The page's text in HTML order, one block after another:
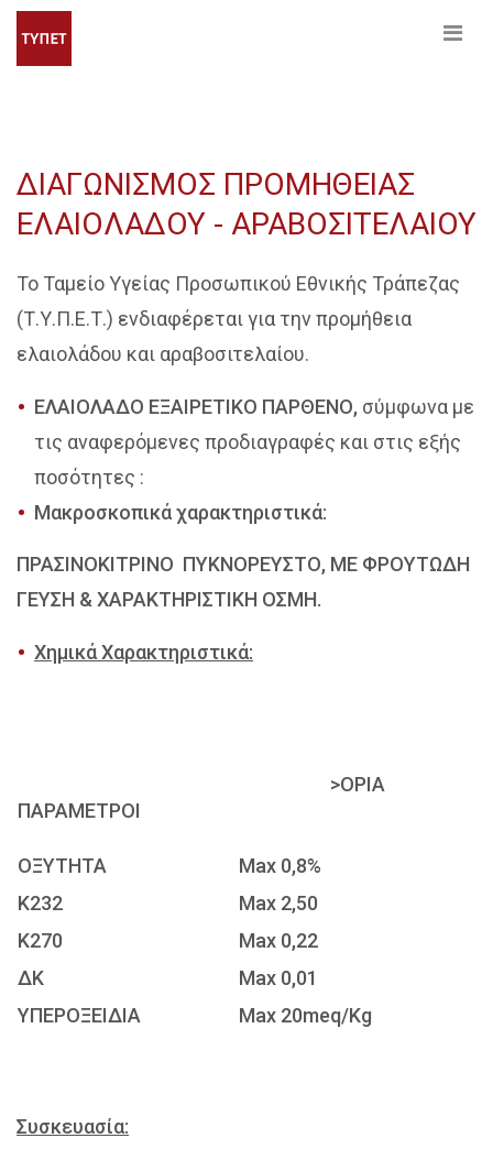
ΔΙΑΓΩΝΙΣΜΟΣ ΠΡΟΜΗΘΕΙΑΣ
ΕΛΑΙΟΛΑΔΟΥ - ΑΡΑΒΟΣΙΤΕΛΑΙΟΥ
Το Ταμείο Υγείας Προσωπικού Εθνικής Τράπεζας
(Τ.Υ.Π.Ε.Τ.) ενδιαφέρεται για την προμήθεια
ελαιολάδου και αραβοσιτελαίου.
ΕΛΑΙΟΛΑΔΟ ΕΞΑΙΡΕΤΙΚΟ ΠΑΡΘΕΝΟ, σύμφωνα με
τις αναφερόμενες προδιαγραφές και στις εξής
ποσότητες :
Μακροσκοπικά χαρακτηριστικά:
ΠΡΑΣΙΝΟΚΙΤΡΙΝΟ ΠΥΚΝΟΡΕΥΣΤΟ, ΜΕ ΦΡΟΥΤΩΔΗ
ΓΕΥΣΗ & ΧΑΡΑΚΤΗΡΙΣΤΙΚΗ ΟΣΜΗ.
Χημικά Χαρακτηριστικά:
ΠΑΡΑΜΕΤΡΟΙ
>ΟΡΙΑ
ΟΞΥΤΗΤΑ
Max 0,8%
Κ232
Max 2,50
Κ270
Max 0,22
ΔΚ
Max 0,01
ΥΠΕΡΟΞΕΙΔΙΑ
Max 20meq/Kg
Συσκευασία: